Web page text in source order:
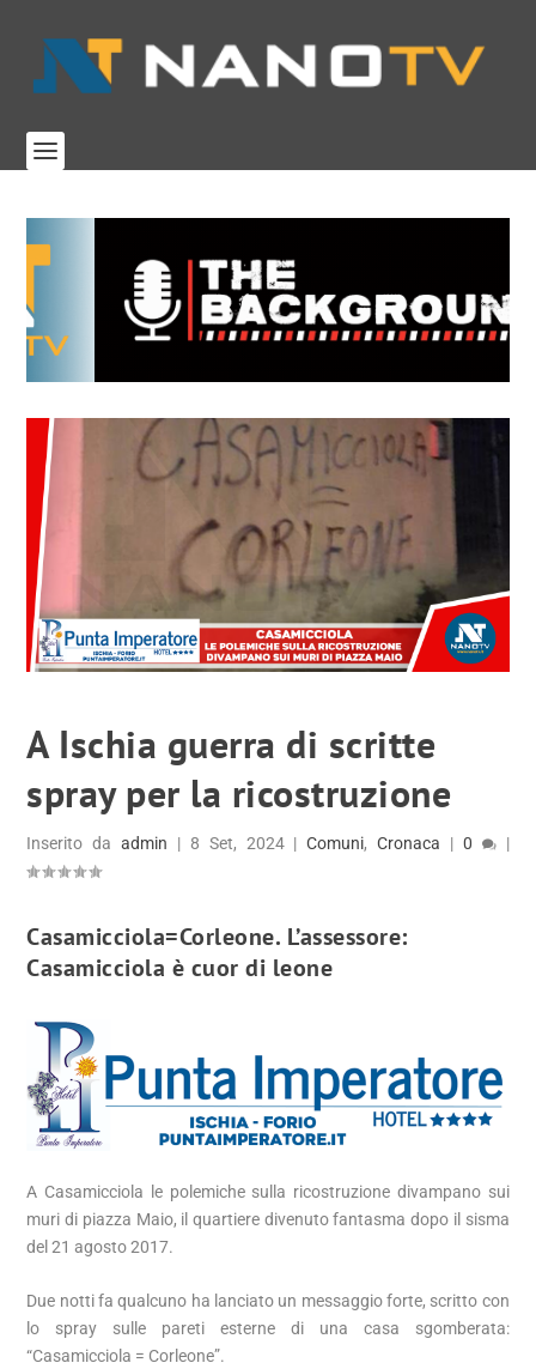
A Ischia guerra di scritte
spray per la ricostruzione
Inserito daadmin | 8 Set, 2024|Comuni,Cronaca | 0 |
Casamicciola=Corleone. L’assessore:
Casamicciola è cuor di leone
A Casamicciola le polemiche sulla ricostruzione divampano sui
muri di piazza Maio, il quartiere divenuto fantasma dopo il sisma
del 21 agosto 2017.
Due notti fa qualcuno ha lanciato un messaggio forte, scritto con
lo spray sulle pareti esterne di una casa sgomberata:
“Casamicciola = Corleone”.